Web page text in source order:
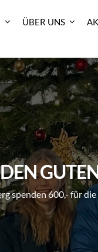
ÜBER UNS
spenden 600,- für